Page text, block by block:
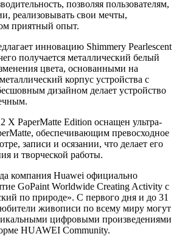
позволяя пользователям,
реализовывать свои мечты,
приятный опыт.
инновацию Shimmery Pearlescent
получается металлический белый
цвета, основанными на
корпус устройства с
дизайном делает устройство
X PaperMatte Edition оснащен ультра-
обеспечивающим превосходное
записи и осязании, что делает его
и творческой работы.
компания Huawei официально
GoPaint Worldwide Creating Activity с
по природе». С первого дня и до 31
живописи по всему миру могут
цифровыми произведениями
HUAWEI Community.